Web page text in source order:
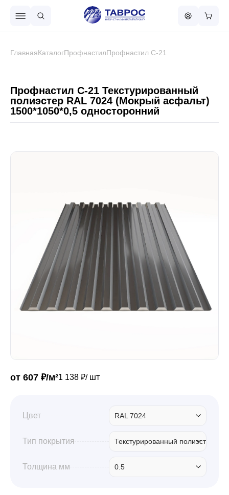
Металлочерепица
Сваи винтовые
Забор
Кровля
Профили для гипсокартона
ГлавнаяКаталогПрофнастилПрофнастил С-21
Профнастил С-21 Текстурированный
полиэстер RAL 7024 (Мокрый асфальт)
1500*1050*0,5 односторонний
от 607 ₽/м²1 138 ₽/ шт
Цвет RAL 7024
Тип покрытия Текстурированный полиэстер
Толщина мм 0.5